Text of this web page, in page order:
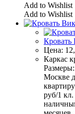
Add to Wishlist
Add to Wishlist
Кровать
Цена:
Каркас
Москве
руб/1